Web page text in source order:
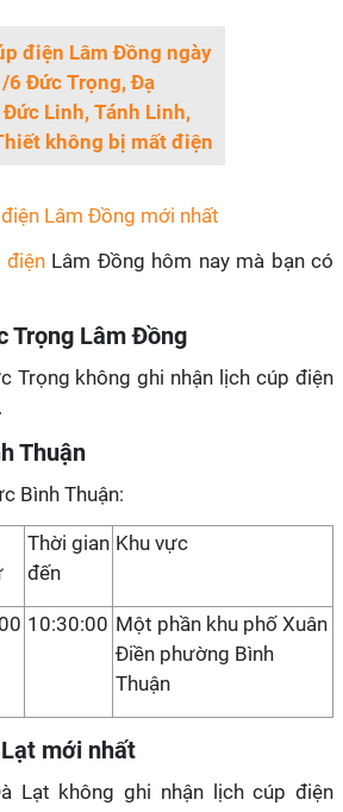
điện Lâm Đồng ngày
6 Đức Trọng, Đạ
Đức Linh, Tánh Linh,
không bị mất điện
Lâm Đồng mới nhất
điệnLâm Đồng hôm nay mà bạn có
Trọng Lâm Đồng
Trọng không ghi nhận lịch cúp điện
Thuận
Bình Thuận:
Thời gian
đến
Khu vực
10:30:00 Một phần khu phố Xuân
Điền phường Bình
Thuận
mới nhất
Lạt không ghi nhận lịch cúp điện